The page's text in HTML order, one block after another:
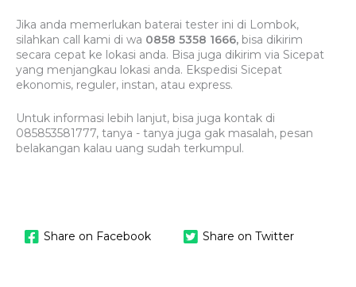
Jika anda memerlukan baterai tester ini di Lombok,
silahkan call kami di wa 0858 5358 1666, bisa dikirim
secara cepat ke lokasi anda. Bisa juga dikirim via Sicepat
yang menjangkau lokasi anda. Ekspedisi Sicepat
ekonomis, reguler, instan, atau express.
Untuk informasi lebih lanjut, bisa juga kontak di
085853581777, tanya - tanya juga gak masalah, pesan
belakangan kalau uang sudah terkumpul.
Share on Facebook Share on Twitter